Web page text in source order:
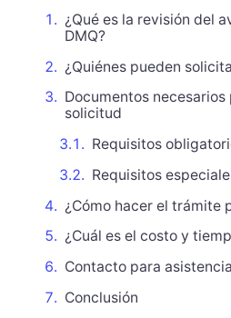
¿Qué es la revisión del
DMQ?
¿Quiénes pueden
Documentos necesarios
solicitud
Requisitos
Requisitos
¿Cómo hacer el trámite
¿Cuál es el costo y
Contacto para
Conclusión